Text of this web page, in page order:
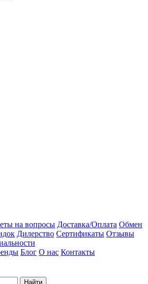
на вопросы Доставка/Оплата Обмен
Дилерство Сертификаты Отзывы
Блог О нас Контакты
Найти